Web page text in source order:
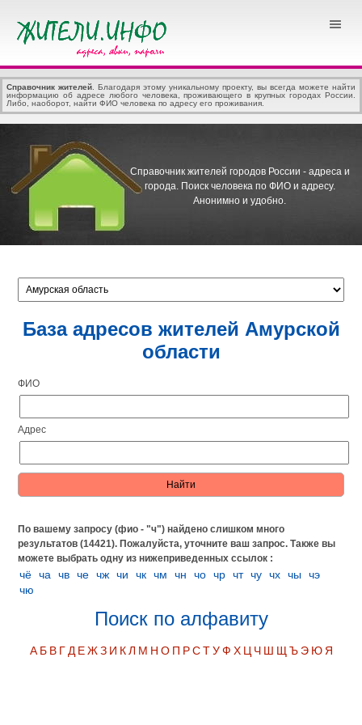
Справочник жителей . Благодаря этому уникальному проекту, вы всегда можете найти
информацию об адресе любого человека, проживающего в крупных городах России.
Либо, наоборот, найти ФИО человека по адресу его проживания.
Справочник жителей городов России - адреса и
города. Поиск человека по ФИО и адресу.
Анонимно и удобно.
База адресов жителей Амурской
области
ФИО
Адрес
По вашему запросу (фио - "ч") найдено слишком много
результатов (14421). Пожалуйста, уточните ваш запрос.Также вы
можете выбрать одну из нижеприведенных ссылок :
чё ча чв че чж чи чк чм чн чо чр чт чу чх чы чэ
чю
Поиск по алфавиту
А Б В Г Д Е Ж З И К Л М Н О П Р С Т У Ф Х Ц Ч Ш Щ Ъ Э Ю Я